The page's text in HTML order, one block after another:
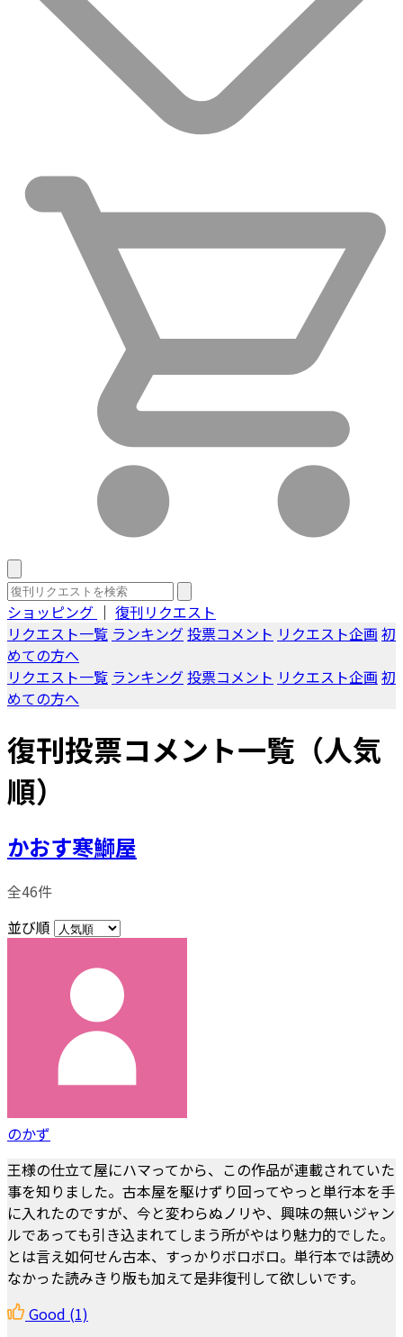
ショッピング ｜ 復刊リクエスト
リクエスト一覧 ランキング投票コメント リクエスト企画 初
めての方へ
リクエスト一覧 ランキング投票コメント リクエスト企画 初
めての方へ
復刊投票コメント一覧（人気
順）
かおす寒鰤屋
全46件
並び順
のかず
王様の仕立て屋にハマってから、この作品が連載されていた
事を知りました。古本屋を駆けずり回ってやっと単行本を手
に入れたのですが、今と変わらぬノリや、興味の無いジャン
ルであっても引き込まれてしまう所がやはり魅力的でした。
とは言え如何せん古本、すっかりボロボロ。単行本では読め
なかった読みきり版も加えて是非復刊して欲しいです。
Good (1)